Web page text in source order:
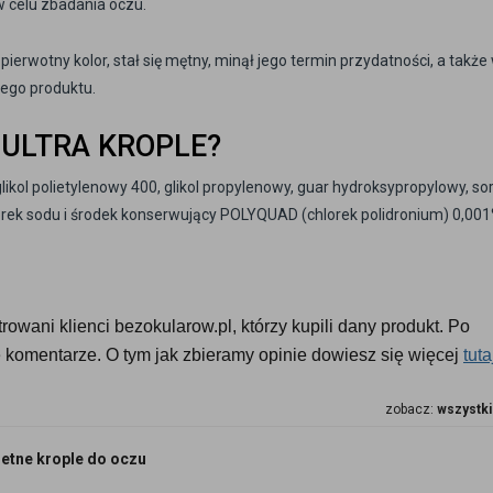
celu zbadania oczu.
kolor, stał się mętny, minął jego termin przydatności, a także
produktu.
KROPLE?
polietylenowy 400, glikol propylenowy, guar hydroksypropylowy,
sodu i środek konserwujący POLYQUAD (chlorek polidronium)
klienci bezokularow.pl, którzy kupili dany produkt. Po
O tym jak zbieramy opinie dowiesz się więcej
zobacz:
krople do oczu